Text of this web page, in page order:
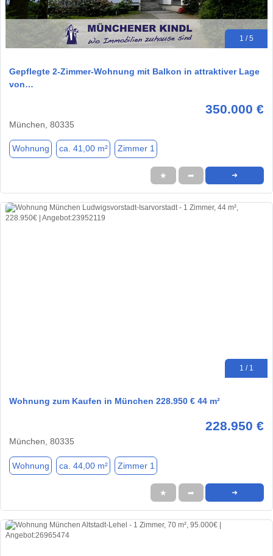
1 / 5
Gepflegte 2-Zimmer-Wohnung mit Balkon in attraktiver Lage
von…
350.000 €
München, 80335
Wohnung ca. 41,00 m² Zimmer 1
★ ➦ ➜
1 / 1
Wohnung zum Kaufen in München 228.950 € 44 m²
228.950 €
München, 80335
Wohnung ca. 44,00 m² Zimmer 1
★ ➦ ➜